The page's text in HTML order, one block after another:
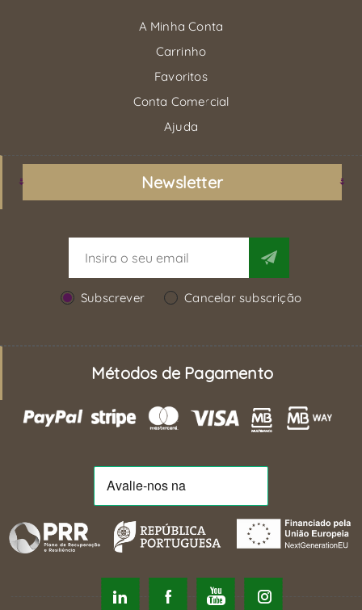
A Minha Conta
Carrinho
Favoritos
Conta Comercial
Ajuda
Newsletter
Subscrever Cancelar subscrição
Métodos de Pagamento